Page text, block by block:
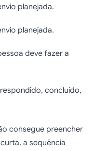
planejada.
planejada.
deve fazer a
concluído,
consegue preencher
a sequência